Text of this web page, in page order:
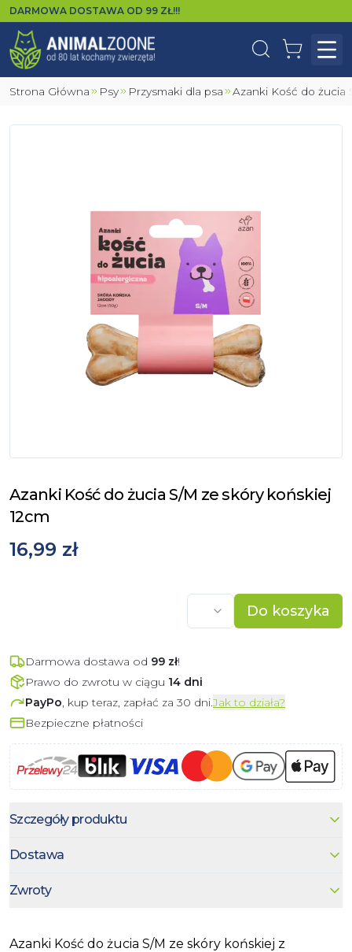
DARMOWA DOSTAWA OD 99 ZŁ!!!
WyszukajKoszyk
Strona Główna Psy Przysmaki dla psa Azanki Kość do
Azanki Kość do żucia S/M ze skóry końskiej
12cm
16,99 zł
Do koszyka
Darmowa dostawa od 99 zł!
Prawo do zwrotu w ciągu 14 dni
PayPo, kup teraz, zapłać za 30 dni.Jak to działa?
Bezpieczne płatności
Szczegóły produktu
Dostawa
Zwroty
Azanki Kość do żucia S/M ze skóry końskiej z